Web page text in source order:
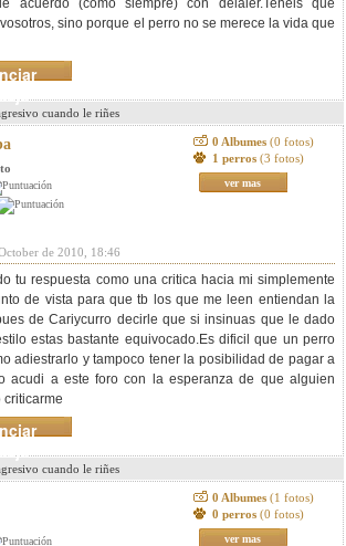
acuerdo (como siempre) con delaier.Teneis que
sino porque el perro no se merece la vida que
cuando le riñes
0 Albumes (0 fotos)
1 perros (3 fotos)
ver mas
de 2010, 18:46
tu respuesta como una critica hacia mi simplemente
de vista para que tb los que me leen entiendan la
de Cariycurro decirle que si insinuas que le dado
estas bastante equivocado.Es dificil que un perro
adiestrarlo y tampoco tener la posibilidad de pagar a
acudi a este foro con la esperanza de que alguien
criticarme
cuando le riñes
0 Albumes (1 fotos)
0 perros (0 fotos)
ver mas